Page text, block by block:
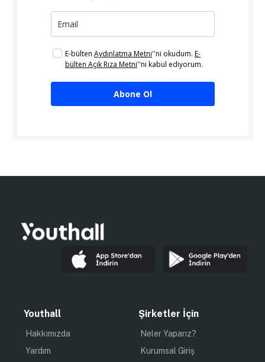
E-bülten Aydınlatma Metni''ni okudum. E-
bülten Açık Rıza Metni''ni kabul ediyorum.
Abone Ol
Youthall
Hakkımızda
Yardım
Şirketler İçin
Neler Yaparız?
Kurumsal Giriş